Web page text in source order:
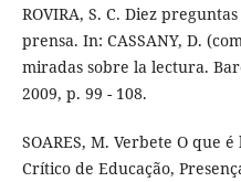
ROVIRA, S. C. Diez
prensa. In: CASSANY, D.
miradas sobre la lectura.
2009, p. 99 - 108.
SOARES, M. Verbete O que
Crítico de Educação,